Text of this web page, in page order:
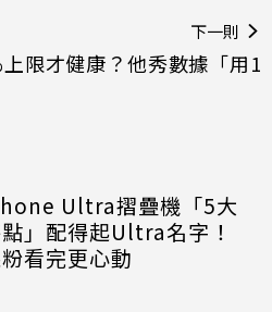
下一則
限才健康？他秀數據「用1
Ultra摺疊機「5大
」配得起Ultra名字！
看完更心動